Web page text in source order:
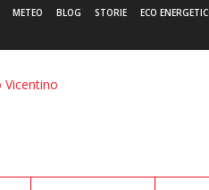
METEO BLOG STORIE ECO
L'Eco